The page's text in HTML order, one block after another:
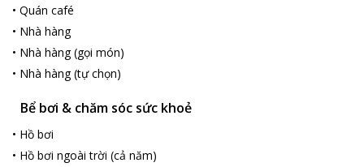
• Quán café
• Nhà hàng
• Nhà hàng (gọi món)
• Nhà hàng (tự chọn)
Bể bơi & chăm sóc sức khoẻ
• Hồ bơi
• Hồ bơi ngoài trời (cả năm)